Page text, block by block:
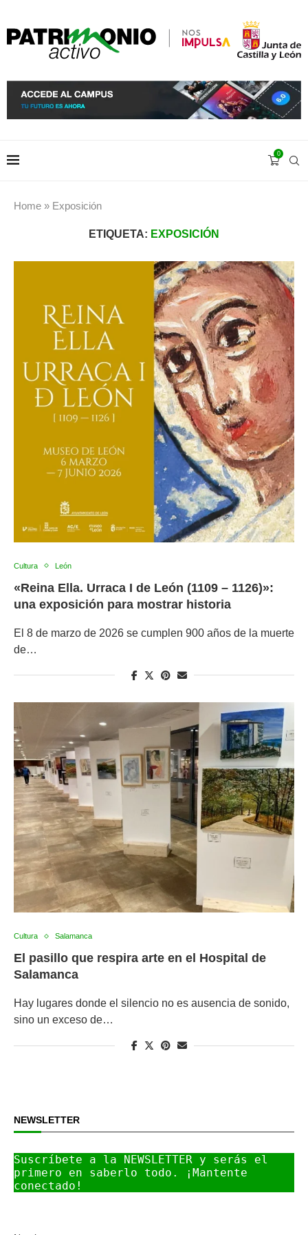
0
Home » Exposición
ETIQUETA: EXPOSICIÓN
Cultura León
«Reina Ella. Urraca I de León (1109 – 1126)»:
una exposición para mostrar historia
El 8 de marzo de 2026 se cumplen 900 años de la muerte
de…
Cultura Salamanca
El pasillo que respira arte en el Hospital de
Salamanca
Hay lugares donde el silencio no es ausencia de sonido,
sino un exceso de…
NEWSLETTER
Suscríbete a la NEWSLETTER y serás el
primero en saberlo todo. ¡Mantente
conectado!